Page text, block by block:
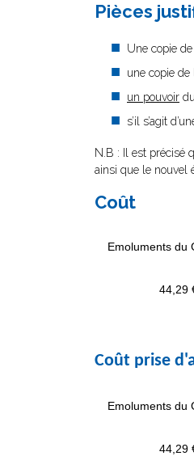
Pièces
Une copie
une copie
un pouvoir
s’il s’agit
N.B : Il est précisé
ainsi que le nouvel
Coût
Emoluments du
44,29
Coût prise
Emoluments du
44,29